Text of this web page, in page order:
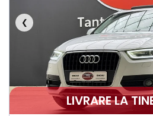
❮
LIVRARE LA